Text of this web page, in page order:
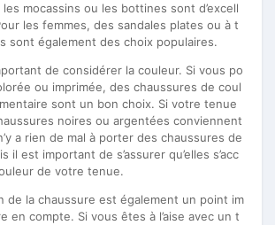
mocassins ou les bottines sont d’excell
les femmes, des sandales plates ou à t
sont également des choix populaires.
de considérer la couleur. Si vous po
ou imprimée, des chaussures de coul
sont un bon choix. Si votre tenue
noires ou argentées conviennent
a rien de mal à porter des chaussures de
il est important de s’assurer qu’elles s’acc
de votre tenue.
de la chaussure est également un point im
en compte. Si vous êtes à l’aise avec un t